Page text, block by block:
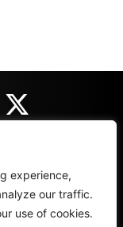
experience,
our traffic.
use of cookies.